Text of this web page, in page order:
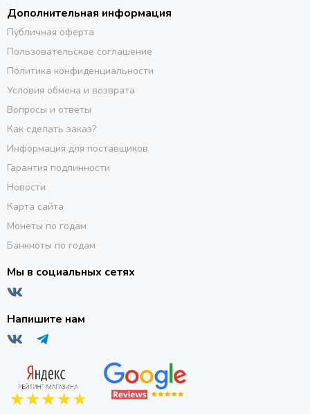
Дополнительная информация
Публичная оферта
Пользовательское соглашение
Политика конфиденциальности
Условия обмена и возврата
Вопросы и ответы
Как сделать заказ?
Информация для поставщиков
Гарантия подлинности
Новости
Карта сайта
Монеты по годам
Банкноты по годам
Мы в социальных сетях
Напишите нам